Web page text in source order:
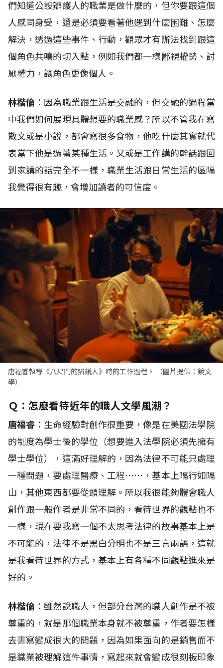
們知道公設辯護人的職業是做什麼的，但你要跟這個
人感同身受，還是必須要看著他遇到什麼困難、怎麼
解決，透過這些事件、行動，觀眾才有辦法找到跟這
個角色共鳴的切入點，例如我們都一樣鄙視權勢、討
厭權力，讓角色更像個人。
林楷倫 ：因為職業跟生活是交融的，但交融的過程當
中我們如何展現具體想要的職業感？所以不管我在寫
散文或是小說，都會寫很多食物，他吃什麼其實就代
表當下他是過著某種生活。又或是工作講的幹話跟回
到家講的話完全不一樣，職業生活跟日常生活的區隔
我覺得很有趣，會增加讀者的可信度。
唐福睿執導《八尺門的辯護人》時的工作過程。 （圖片提供：鏡文
學）
Ｑ：怎麼看待近年的職人文學風潮？
唐福睿 ：生命經驗對創作很重要，像是在美國法學院
的制度為學士後的學位（想要進入法學院必須先擁有
學士學位），這滿好理解的，因為法律不可能只處理
一種問題，要處理醫療、工程⋯⋯，基本上隔行如隔
山，其他東西都要從頭理解。所以我很能夠體會職人
創作跟一般作者是非常不同的，看待世界的觀點也不
一樣，現在要我寫一個不太思考法律的故事基本上是
不可能的，法律不是黑白分明也不是三言兩語，這就
是我看待世界的方式，基本上有各種不同觀點進來是
好的。
林楷倫 ：雖然說職人，但部分台灣的職人創作是不被
尊重的，就是那個職業本身就不被尊重，作者要怎樣
去書寫變成很大的問題，因為如果面向的是銷售而不
是職業被理解這件事情，寫起來就會變成很刻板印象